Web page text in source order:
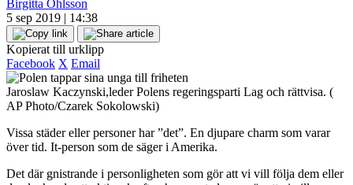
Birgitta Ohlsson
5 sep 2019 | 14:38
Kopierat till urklipp
Facebook X Email
Jaroslaw Kaczynski,leder Polens regeringsparti Lag och rättvisa. (
AP Photo/Czarek Sokolowski)
Vissa städer eller personer har ”det”. En djupare charm som varar
över tid. It-person som de säger i Amerika.
Det där gnistrande i personligheten som gör att vi vill följa dem eller